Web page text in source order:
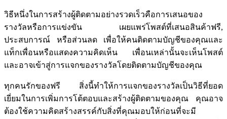
วิธีหนึ่งในการสร้างผู้ติดตามอย่างรวดเร็วคือการเสนอของ
รางวัลหรือการแข่งขัน
เผยแพร่โพสต์ที่เสนอสินค้าฟรี,
ประสบการณ์
หรือส่วนลด
เพื่อให้คนติดตามบัญชีของคุณและ
แท็กเพื่อนหรือแสดงความคิดเห็น
เพื่อนเหล่านั้นจะเห็นโพสต์
และอาจเข้าสู่การแจกของรางวัลโดยติดตามบัญชีของคุณ
ทุกคนรักของฟรี
สิ่งนี้ทำให้การแจกของรางวัลเป็นวิธีที่ยอด
เยี่ยมในการเพิ่มการโต้ตอบและสร้างผู้ติดตามของคุณ
คุณอาจ
ต้องใช้ความคิดสร้างสรรค์กับสิ่งที่คุณมอบให้ก่อนที่จะมี